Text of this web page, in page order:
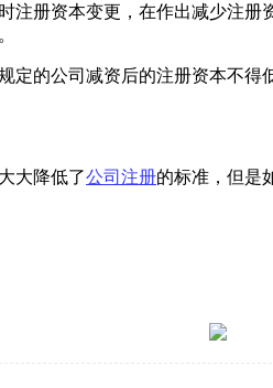
册资本变更，在作出减少注
定的公司减资后的注册资本不
大降低了公司注册的标准，但是